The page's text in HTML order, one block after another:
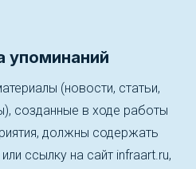
упоминаний
(новости, статьи,
созданные в ходе работы
должны содержать
ссылку на сайт infraart.ru,